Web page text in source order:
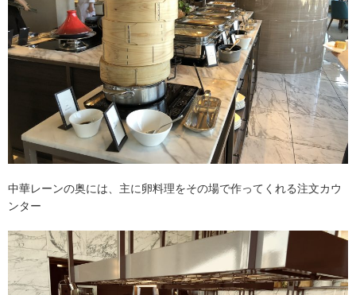
中華レーンの奥には、主に卵料理をその場で作ってくれる注文カウ
ンター